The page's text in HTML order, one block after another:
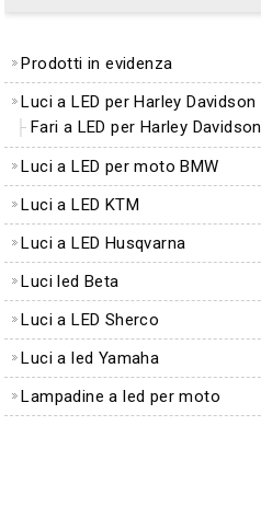
Prodotti in evidenza
Luci a LED per Harley Davidson
Fari a LED per Harley Davidson
Luci a LED per moto BMW
Luci a LED KTM
Luci a LED Husqvarna
Luci led Beta
Luci a LED Sherco
Luci a led Yamaha
Lampadine a led per moto